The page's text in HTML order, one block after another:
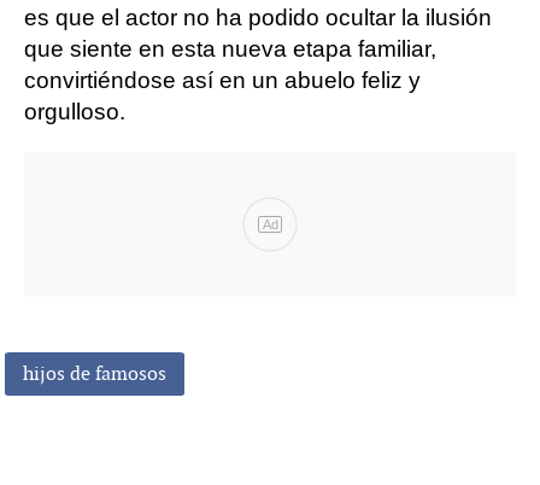
es que el actor no ha podido ocultar la ilusión
que siente en esta nueva etapa familiar,
convirtiéndose así en un abuelo feliz y
orgulloso.
Ad
hijos de famosos